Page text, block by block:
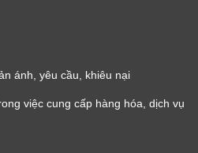
ánh, yêu cầu, khiêu nại
việc cung cấp hàng hóa, dịch vụ